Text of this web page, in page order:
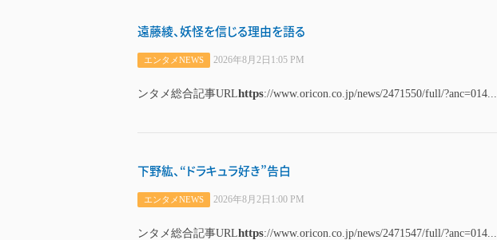
遠藤綾、妖怪を信じる理由を語る
エンタメNEWS 2026年8月2日1:05 PM
ンタメ総合記事URLhttps://www.oricon.co.jp/news/2471550/full/?anc=014...
下野紘、“ドラキュラ好き”告白
エンタメNEWS 2026年8月2日1:00 PM
ンタメ総合記事URLhttps://www.oricon.co.jp/news/2471547/full/?anc=014...